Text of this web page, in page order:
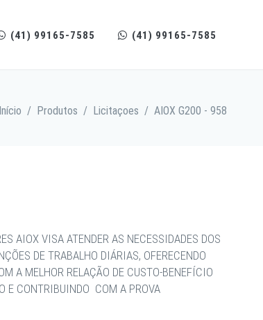
(41) 99165-7585 (41) 99165-7585
Início / Produtos / Licitaçoes / AIOX G200 - 958
AIOX VISA ATENDER AS NECESSIDADES DOS
DE TRABALHO DIÁRIAS, OFERECENDO
A MELHOR RELAÇÃO DE CUSTO-BENEFÍCIO
E CONTRIBUINDO COM A PROVA